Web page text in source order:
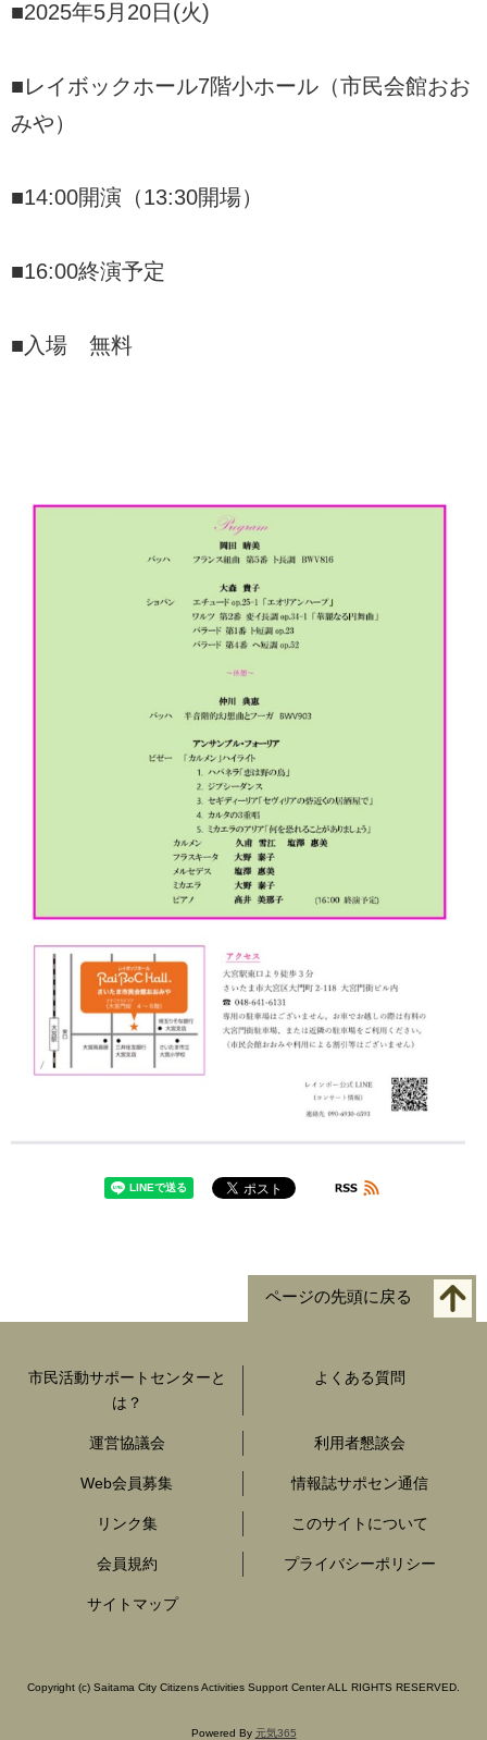
■2025年5月20日(火)
■レイボックホール7階小ホール（市民会館おお
みや）
■14:00開演（13:30開場）
■16:00終演予定
■入場 無料
ページの先頭に戻る
市民活動サポートセンターと
は？
よくある質問
運営協議会 利用者懇談会
Web会員募集 情報誌サポセン通信
リンク集 このサイトについて
会員規約 プライバシーポリシー
サイトマップ
Copyright (c) Saitama City Citizens Activities Support Center ALL RIGHTS RESERVED.
Powered By 元気365